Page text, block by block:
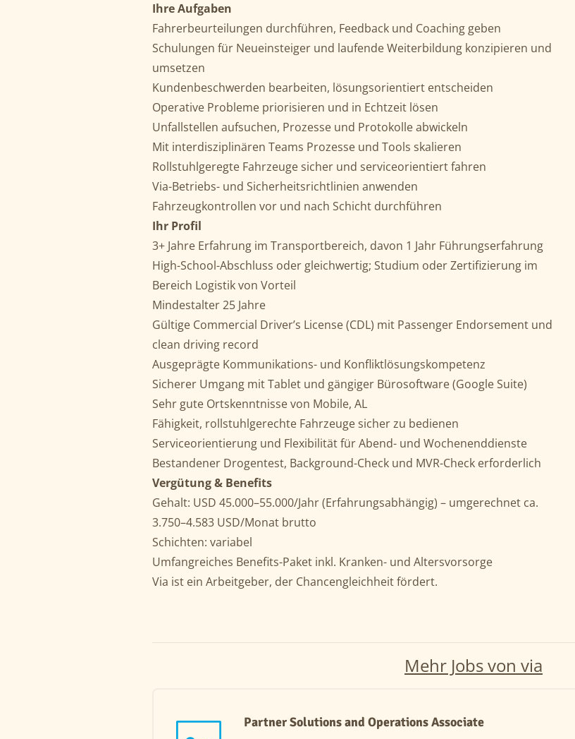
Ihre Aufgaben
Fahrerbeurteilungen durchführen, Feedback und Coaching geben
Schulungen für Neueinsteiger und laufende Weiterbildung konzipieren und
umsetzen
Kundenbeschwerden bearbeiten, lösungsorientiert entscheiden
Operative Probleme priorisieren und in Echtzeit lösen
Unfallstellen aufsuchen, Prozesse und Protokolle abwickeln
Mit interdisziplinären Teams Prozesse und Tools skalieren
Rollstuhlgeregte Fahrzeuge sicher und serviceorientiert fahren
Via-Betriebs- und Sicherheitsrichtlinien anwenden
Fahrzeugkontrollen vor und nach Schicht durchführen
Ihr Profil
3+ Jahre Erfahrung im Transportbereich, davon 1 Jahr Führungserfahrung
High-School-Abschluss oder gleichwertig; Studium oder Zertifizierung im
Bereich Logistik von Vorteil
Mindestalter 25 Jahre
Gültige Commercial Driver’s License (CDL) mit Passenger Endorsement und
clean driving record
Ausgeprägte Kommunikations- und Konfliktlösungskompetenz
Sicherer Umgang mit Tablet und gängiger Bürosoftware (Google Suite)
Sehr gute Ortskenntnisse von Mobile, AL
Fähigkeit, rollstuhlgerechte Fahrzeuge sicher zu bedienen
Serviceorientierung und Flexibilität für Abend- und Wochenenddienste
Bestandener Drogentest, Background-Check und MVR-Check erforderlich
Vergütung & Benefits
Gehalt: USD 45.000–55.000/Jahr (Erfahrungsabhängig) – umgerechnet ca.
3.750–4.583 USD/Monat brutto
Schichten: variabel
Umfangreiches Benefits-Paket inkl. Kranken- und Altersvorsorge
Via ist ein Arbeitgeber, der Chancengleichheit fördert.
Mehr Jobs von via
Partner Solutions and Operations Associate